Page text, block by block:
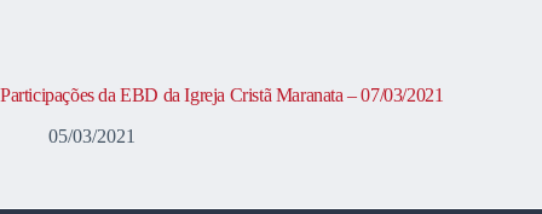
Participações da EBD da Igreja Cristã Maranata – 07/03/2021
05/03/2021